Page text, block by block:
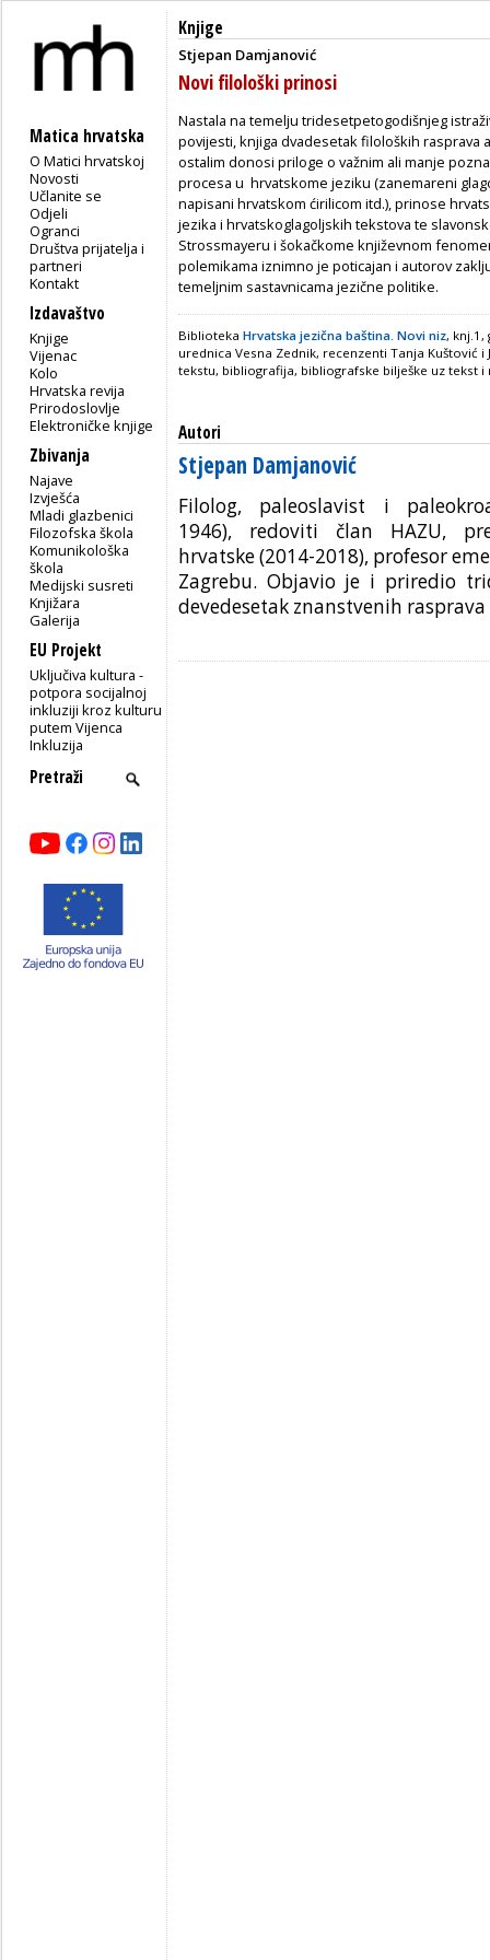
Matica hrvatska
O Matici hrvatskoj
Novosti
Učlanite se
Odjeli
Ogranci
Društva prijatelja i
partneri
Kontakt
Izdavaštvo
Knjige
Vijenac
Kolo
Hrvatska revija
Prirodoslovlje
Elektroničke knjige
Zbivanja
Najave
Izvješća
Mladi glazbenici
Filozofska škola
Komunikološka
škola
Medijski susreti
Knjižara
Galerija
EU Projekt
Uključiva kultura -
potpora socijalnoj
inkluziji kroz kulturu
putem Vijenca
Inkluzija
Knjige
Stjepan Damjanović
Novi filološki prinosi
Nastala na temelju tridesetpetogodišnjeg
povijesti, knjiga dvadesetak filoloških rasprava
ostalim donosi priloge o važnim ali manje
procesa u hrvatskome jeziku (zanemareni
napisani hrvatskom ćirilicom itd.), prinose
jezika i hrvatskoglagoljskih tekstova te
Strossmayeru i šokačkome književnom
polemikama iznimno je poticajan i autorov
temeljnim sastavnicama jezične politike.
Biblioteka Hrvatska jezična baština. Novi niz, knj.1,
urednica Vesna Zednik, recenzenti Tanja Kuštović
tekstu, bibliografija, bibliografske bilješke uz tekst
Autori
Stjepan Damjanović
Filolog, paleoslavist i
1946), redoviti član HAZU, p
hrvatske (2014-2018), profesor
Zagrebu. Objavio je i priredio
devedesetak znanstvenih rasprava